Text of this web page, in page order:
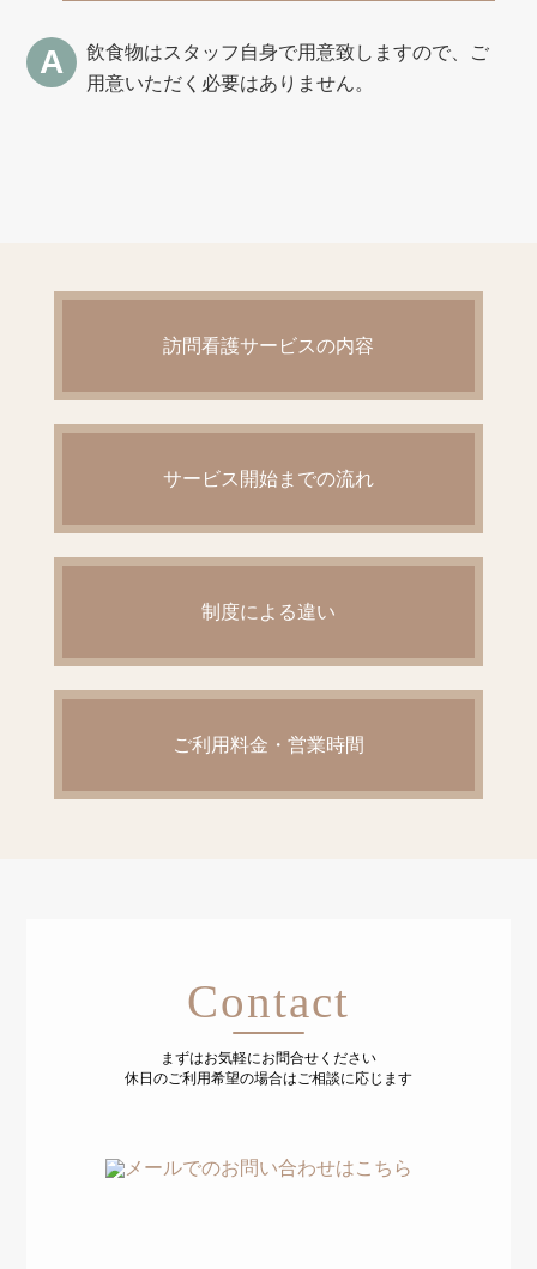
飲食物はスタッフ自身で用意致しますので、ご
用意いただく必要はありません。
訪問看護サービスの内容
サービス開始までの流れ
制度による違い
ご利用料金・営業時間
Contact
まずはお気軽にお問合せください
休日のご利用希望の場合はご相談に応じます